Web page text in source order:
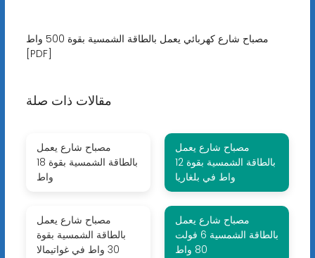
مصباح شارع كهربائي يعمل بالطاقة الشمسية بقوة 500 واط
[PDF]
مقالات ذات صلة
مصباح شارع يعمل
بالطاقة الشمسية بقوة 18
واط
مصباح شارع يعمل
بالطاقة الشمسية بقوة 12
واط في بلغاريا
مصباح شارع يعمل
بالطاقة الشمسية بقوة
30 واط في غواتيمالا
مصباح شارع يعمل
بالطاقة الشمسية 6 فولت
80 واط